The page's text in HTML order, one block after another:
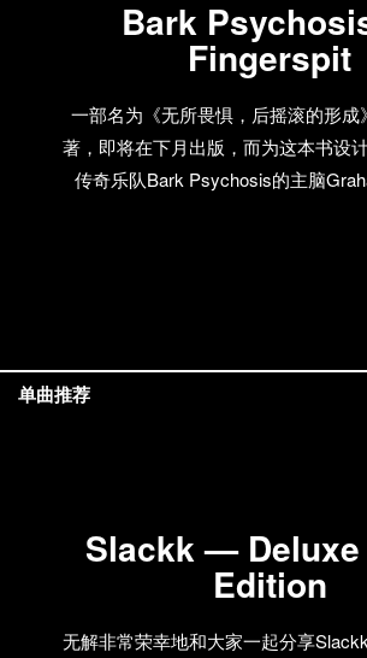
Bark
Fingerspit
一部名为《无所畏惧，后摇滚的形成
著，即将在下月出版，而为这本书设
传奇乐队Bark Psychosis的主脑
Slackk —
Edition
无解非常荣幸地和大家一起分享
单曲推荐